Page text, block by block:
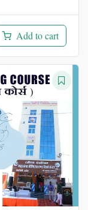
Add to cart